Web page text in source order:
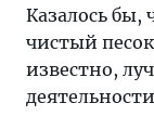
Казалось
чистый
известно,